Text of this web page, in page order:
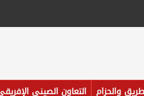
والحزام التعاون الصيني